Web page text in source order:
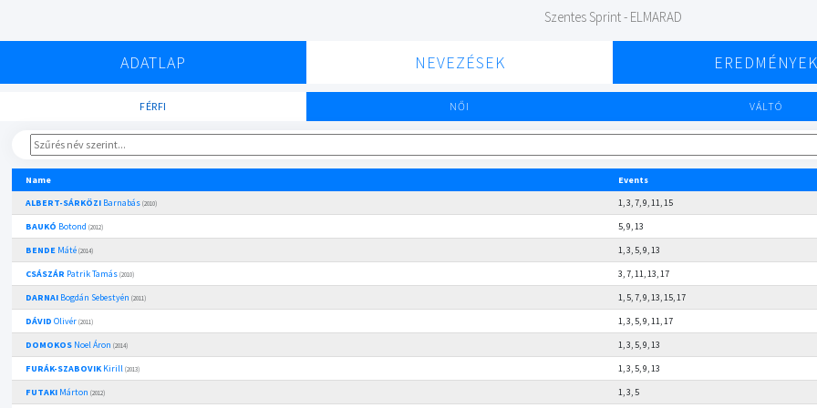
Szentes Sprint - ELMARAD
ADATLAP NEVEZÉSEK EREDMÉNYEK
FÉRFI NŐI VÁLTÓ
Name
Events
ALBERT-SÁRKÖZIBarnabás (2010)
1, 3, 7, 9, 11, 15
BAUKÓ Botond (2012)
5, 9, 13
BENDEMáté (2014)
1, 3, 5, 9, 13
CSÁSZÁR Patrik Tamás (2010)
3, 7, 11, 13, 17
DARNAIBogdán Sebestyén (2011)
1, 5, 7, 9, 13, 15, 17
DÁVID Olivér (2011)
1, 3, 5, 9, 11, 17
DOMOKOSNoel Áron (2014)
1, 3, 5, 9, 13
FURÁK-SZABOVIKKirill (2013)
1, 3, 5, 9, 13
FUTAKIMárton (2012)
1, 3, 5